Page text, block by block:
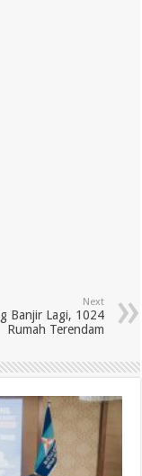
Next
Banjir Lagi, 1024
Rumah Terendam